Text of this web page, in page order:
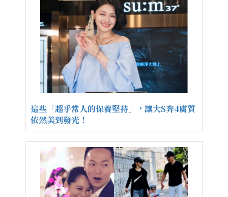
這些「超乎常人的保養堅持」，讓大S奔4膚質
依然美到發光！